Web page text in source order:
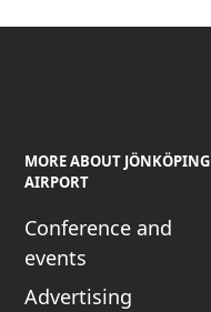
MORE ABOUT JÖNKÖPING
AIRPORT
Conference and
events
Advertising